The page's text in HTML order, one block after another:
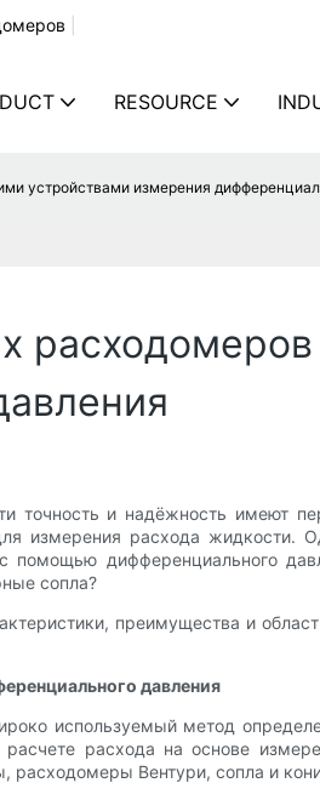
RESOURCE
устройствами измерения
точность и надёжность имеют
измерения расхода жидкости.
с помощью дифференциального
сопла?
преимущества и
давления
используемый метод
расхода на основе
расходомеры Вентури, сопла и